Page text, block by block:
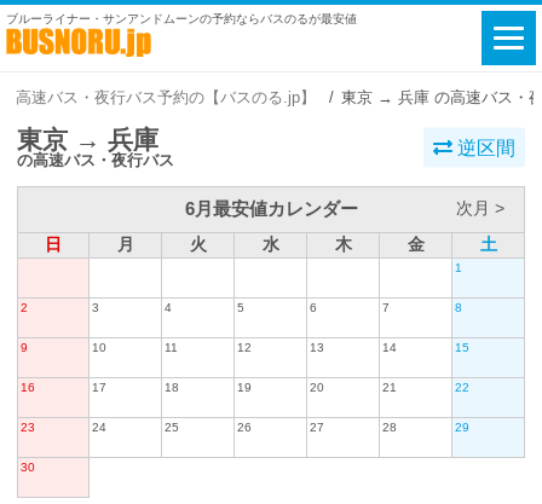
ブルーライナー・サンアンドムーンの予約ならバスのるが最安値
高速バス・夜行バス予約の【バスのる.jp】 東京 → 兵庫 の高速バス・
東京 → 兵庫
の高速バス・夜行バス
逆区間
6月最安値カレンダー
次月 >
日
月 火 水 木 金 土
1
2 3 4 5 6 7 8
9 10 11 12 13 14 15
16 17 18 19 20 21 22
23 24 25 26 27 28 29
30